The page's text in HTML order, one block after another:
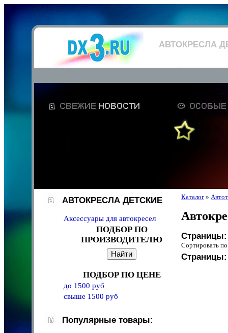
АВТОКРЕСЛА
АВТОКРЕСЛА ДЕТСКИЕ
Аксессуары для автокресел
ПОДБОР ПО
ПРОИЗВОДИТЕЛЮ
ПОДБОР ПО ЦЕНЕ
до 1500 руб
свыше 1500 руб
Популярные товары:
Каталог »
Страницы:
Сортировать
Страницы: